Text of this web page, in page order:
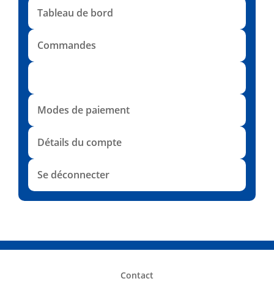
Tableau de bord
Commandes
Modes de paiement
Détails du compte
Se déconnecter
Contact